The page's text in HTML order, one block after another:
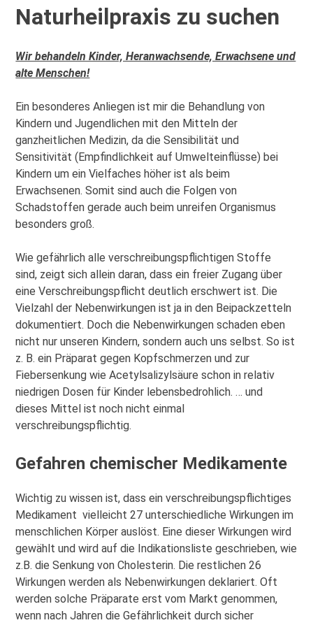
Naturheilpraxis zu suchen
Wir behandeln Kinder, Heranwachsende, Erwachsene und
alte Menschen!
Ein besonderes Anliegen ist mir die Behandlung von
Kindern und Jugendlichen mit den Mitteln der
ganzheitlichen Medizin, da die Sensibilität und
Sensitivität (Empfindlichkeit auf Umwelteinflüsse) bei
Kindern um ein Vielfaches höher ist als beim
Erwachsenen. Somit sind auch die Folgen von
Schadstoffen gerade auch beim unreifen Organismus
besonders groß.
Wie gefährlich alle verschreibungspflichtigen Stoffe
sind, zeigt sich allein daran, dass ein freier Zugang über
eine Verschreibungspflicht deutlich erschwert ist. Die
Vielzahl der Nebenwirkungen ist ja in den Beipackzetteln
dokumentiert. Doch die Nebenwirkungen schaden eben
nicht nur unseren Kindern, sondern auch uns selbst. So ist
z. B. ein Präparat gegen Kopfschmerzen und zur
Fiebersenkung wie Acetylsalizylsäure schon in relativ
niedrigen Dosen für Kinder lebensbedrohlich. … und
dieses Mittel ist noch nicht einmal
verschreibungspflichtig.
Gefahren chemischer Medikamente
Wichtig zu wissen ist, dass ein verschreibungspflichtiges
Medikament vielleicht 27 unterschiedliche Wirkungen im
menschlichen Körper auslöst. Eine dieser Wirkungen wird
gewählt und wird auf die Indikationsliste geschrieben, wie
z.B. die Senkung von Cholesterin. Die restlichen 26
Wirkungen werden als Nebenwirkungen deklariert. Oft
werden solche Präparate erst vom Markt genommen,
wenn nach Jahren die Gefährlichkeit durch sicher